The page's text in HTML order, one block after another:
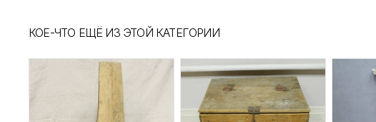
КОЕ-ЧТО ЕЩЁ ИЗ ЭТОЙ КАТЕГОРИИ